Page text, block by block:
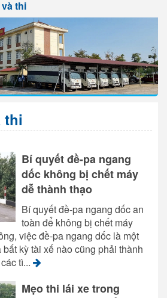
thi
thi
Bí quyết đề-pa ngang
dốc không bị chết máy
dễ thành thạo
Bí quyết đề-pa ngang dốc an
toàn để không bị chết máy
việc đề-pa ngang dốc là một
kỳ tài xế nào cũng phải thành
tì...
Mẹo thi lái xe trong